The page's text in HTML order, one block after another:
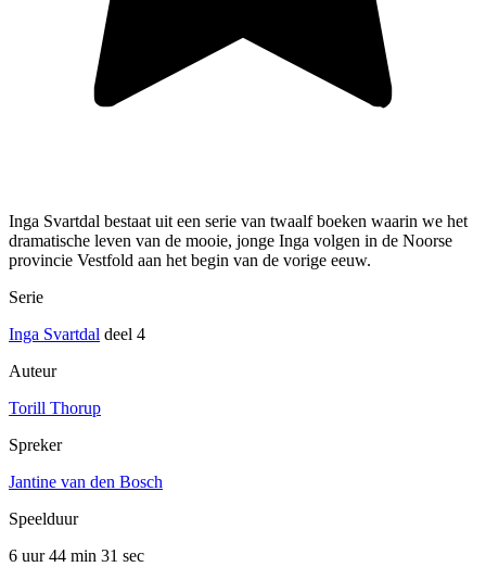
Inga Svartdal bestaat uit een serie van twaalf boeken waarin we het
dramatische leven van de mooie, jonge Inga volgen in de Noorse
provincie Vestfold aan het begin van de vorige eeuw.
Serie
Inga Svartdal deel 4
Auteur
Torill Thorup
Spreker
Jantine van den Bosch
Speelduur
6 uur 44 min 31 sec